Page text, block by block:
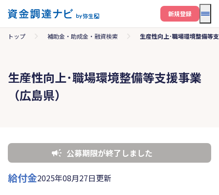
メ
新規登録
トップ 補助金・助成金・融資検索 生産性向上･職場環境整備等
生産性向上･職場環境整備等支援事業
（広島県）
公募期限が終了しました
給付金2025年08月27日更新